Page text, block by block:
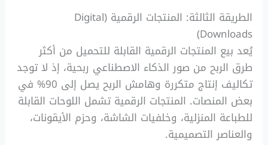
الطريقة الثالثة: المنتجات الرقمية (Digital
Downloads)
يُعد بيع المنتجات الرقمية القابلة للتحميل من أكثر
طرق الربح من صور الذكاء الاصطناعي ربحية، إذ لا توجد
تكاليف إنتاج متكررة وهامش الربح يصل إلى 90% في
بعض المنصات. المنتجات الرقمية تشمل اللوحات القابلة
للطباعة المنزلية، وخلفيات الشاشة، وحزم الأيقونات،
والعناصر التصميمية.